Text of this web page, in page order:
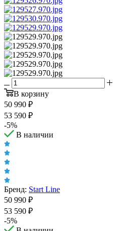
В корзину
50 990 ₽
53 590 ₽
-5%
В наличии
Бренд: Start Line
50 990 ₽
53 590 ₽
-5%